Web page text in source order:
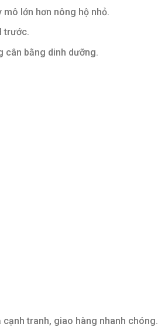
lớn hơn nông hộ nhỏ.
trước.
cân bằng dinh dưỡng.
tranh, giao hàng nhanh chóng.